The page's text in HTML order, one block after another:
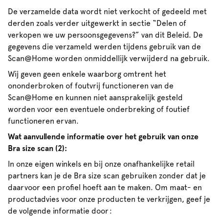
De verzamelde data wordt niet verkocht of gedeeld met
derden zoals verder uitgewerkt in sectie “Delen of
verkopen we uw persoonsgegevens?” van dit Beleid. De
gegevens die verzameld werden tijdens gebruik van de
Scan@Home worden onmiddellijk verwijderd na gebruik.
Wij geven geen enkele waarborg omtrent het
ononderbroken of foutvrij functioneren van de
Scan@Home en kunnen niet aansprakelijk gesteld
worden voor een eventuele onderbreking of foutief
functioneren ervan.
Wat aanvullende informatie over het gebruik van onze
Bra size scan (2):
In onze eigen winkels en bij onze onafhankelijke retail
partners kan je de Bra size scan gebruiken zonder dat je
daarvoor een profiel hoeft aan te maken. Om maat- en
productadvies voor onze producten te verkrijgen, geef je
de volgende informatie door :